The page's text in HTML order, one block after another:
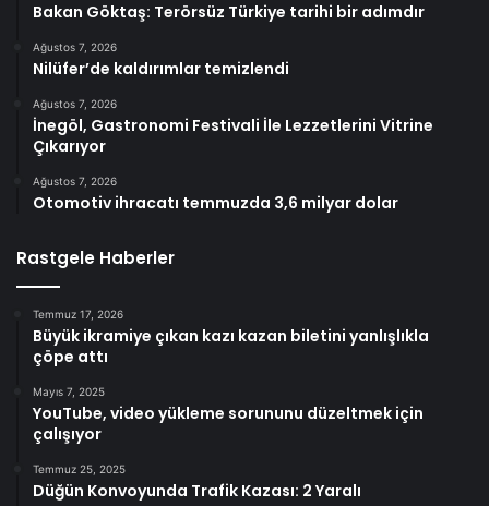
Bakan Göktaş: Terörsüz Türkiye tarihi bir adımdır
Ağustos 7, 2026
Nilüfer’de kaldırımlar temizlendi
Ağustos 7, 2026
İnegöl, Gastronomi Festivali İle Lezzetlerini Vitrine
Çıkarıyor
Ağustos 7, 2026
Otomotiv ihracatı temmuzda 3,6 milyar dolar
Rastgele Haberler
Temmuz 17, 2026
Büyük ikramiye çıkan kazı kazan biletini yanlışlıkla
çöpe attı
Mayıs 7, 2025
YouTube, video yükleme sorununu düzeltmek için
çalışıyor
Temmuz 25, 2025
Düğün Konvoyunda Trafik Kazası: 2 Yaralı